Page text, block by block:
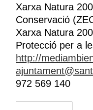
Xarxa Natura
Conservació
Xarxa Natura
Protecció per a
http://
972 569 140